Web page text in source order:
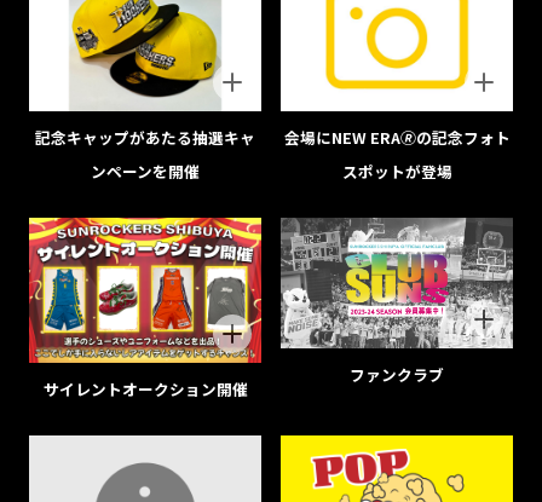
記念キャップがあたる抽選キャ
ンペーンを開催
会場にNEW ERA🄬の記念フォト
スポットが登場
サイレントオークション開催
ファンクラブ